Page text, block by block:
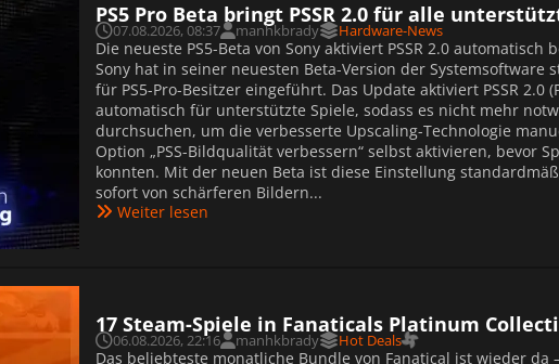
PS5 Pro Beta bringt PSSR 2.0 für alle
07.08.2026, 08:37 manhkbrady Hardware-News
Die neueste PS5-Beta von Sony aktiviert PSSR 2.0 automatisch
Sony hat in seiner neuesten Beta-Version der
für PS5-Pro-Besitzer eingeführt. Das Update aktiviert PSSR 2.0
automatisch für unterstützte Spiele, sodass es nicht mehr
durchsuchen, um die verbesserte Upscaling-Technologie
Option „PSS-Bildqualität verbessern“ selbst aktivieren, bevor
konnten. Mit der neuen Beta ist diese Einstellung
sofort von schärferen Bildern...
Weiter lesen
17 Steam-Spiele in Fanaticals Platinum
06.08.2026, 22:16 manhkbrady Hot Deals
Das beliebteste monatliche Bundle von Fanatical ist wieder da